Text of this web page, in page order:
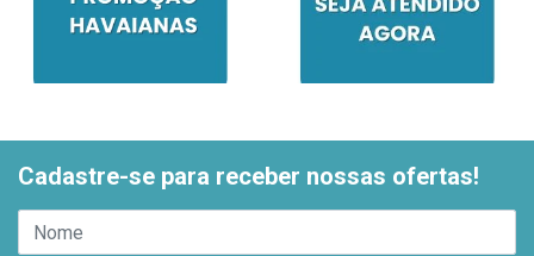
Cadastre-se para receber nossas ofertas!